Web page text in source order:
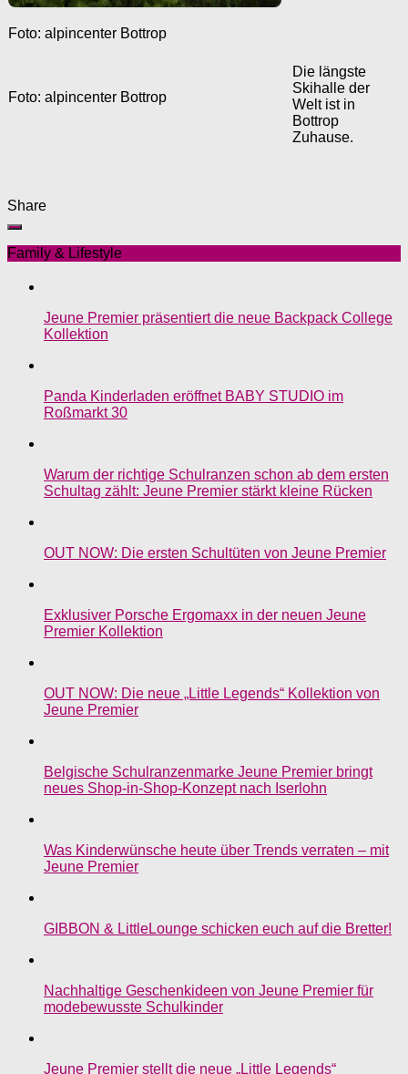
Foto: alpincenter Bottrop
Foto: alpincenter Bottrop
Die längste
Skihalle der
Welt ist in
Bottrop
Zuhause.
Share
Family & Lifestyle
Jeune Premier präsentiert die neue Backpack College
Kollektion
Panda Kinderladen eröffnet BABY STUDIO im
Roßmarkt 30
Warum der richtige Schulranzen schon ab dem ersten
Schultag zählt: Jeune Premier stärkt kleine Rücken
OUT NOW: Die ersten Schultüten von Jeune Premier
Exklusiver Porsche Ergomaxx in der neuen Jeune
Premier Kollektion
OUT NOW: Die neue „Little Legends“ Kollektion von
Jeune Premier
Belgische Schulranzenmarke Jeune Premier bringt
neues Shop-in-Shop-Konzept nach Iserlohn
Was Kinderwünsche heute über Trends verraten – mit
Jeune Premier
GIBBON & LittleLounge schicken euch auf die Bretter!
Nachhaltige Geschenkideen von Jeune Premier für
modebewusste Schulkinder
Jeune Premier stellt die neue „Little Legends“